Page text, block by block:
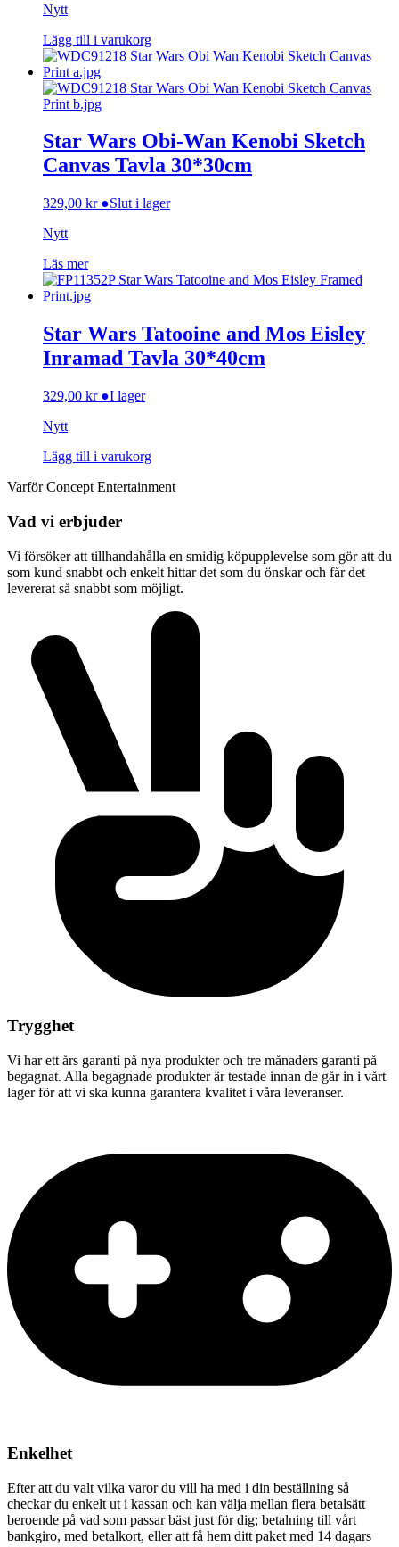
Nytt
Lägg till i varukorg
Star Wars Obi-Wan Kenobi Sketch
Canvas Tavla 30*30cm
329,00 kr ●Slut i lager
Nytt
Läs mer
Star Wars Tatooine and Mos Eisley
Inramad Tavla 30*40cm
329,00 kr ●I lager
Nytt
Lägg till i varukorg
Varför Concept Entertainment
Vad vi erbjuder
Vi försöker att tillhandahålla en smidig köpupplevelse som gör att du
som kund snabbt och enkelt hittar det som du önskar och får det
levererat så snabbt som möjligt.
Trygghet
Vi har ett års garanti på nya produkter och tre månaders garanti på
begagnat. Alla begagnade produkter är testade innan de går in i vårt
lager för att vi ska kunna garantera kvalitet i våra leveranser.
Enkelhet
Efter att du valt vilka varor du vill ha med i din beställning så
checkar du enkelt ut i kassan och kan välja mellan flera betalsätt
beroende på vad som passar bäst just för dig; betalning till vårt
bankgiro, med betalkort, eller att få hem ditt paket med 14 dagars